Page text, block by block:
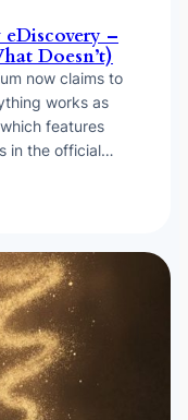
–
Doesn’t)
now claims to
works as
features
in the official…